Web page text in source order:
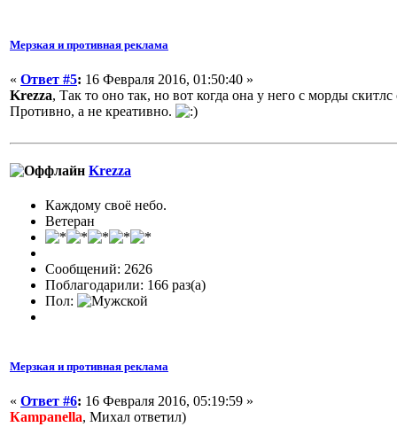
Мерзкая и противная реклама
« Ответ #5: 16 Февраля 2016, 01:50:40 »
Krezza, Так то оно так, но вот когда она у него с морды скитлс
Противно, а не креативно.
Krezza
Каждому своё небо.
Ветеран
Сообщений: 2626
Поблагодарили: 166 раз(а)
Пол:
Мерзкая и противная реклама
« Ответ #6: 16 Февраля 2016, 05:19:59 »
Кampanella, Михал ответил)